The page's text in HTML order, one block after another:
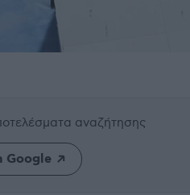
αναζήτησης
Google